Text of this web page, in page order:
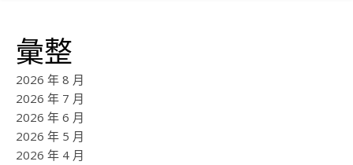
彙整
2026 年 8 月
2026 年 7 月
2026 年 6 月
2026 年 5 月
2026 年 4 月